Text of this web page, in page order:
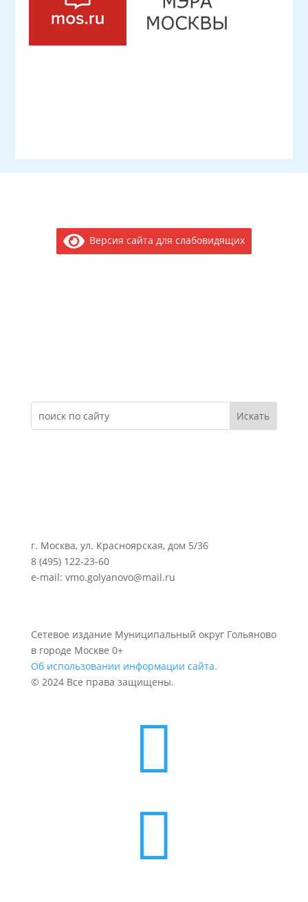
Версия сайта для слабовидящих
г. Москва, ул. Красноярская, дом 5/36
8 (495) 122-23-60
e-mail: vmo.golyanovo@mail.ru
Сетевое издание Муниципальный округ Гольяново
в городе Москве 0+
Об использовании информации сайта.
© 2024 Все права защищены.

